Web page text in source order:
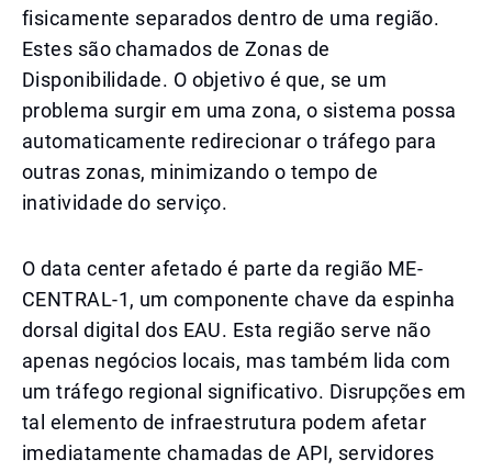
fisicamente separados dentro de uma região.
Estes são chamados de Zonas de
Disponibilidade. O objetivo é que, se um
problema surgir em uma zona, o sistema possa
automaticamente redirecionar o tráfego para
outras zonas, minimizando o tempo de
inatividade do serviço.
O data center afetado é parte da região ME-
CENTRAL-1, um componente chave da espinha
dorsal digital dos EAU. Esta região serve não
apenas negócios locais, mas também lida com
um tráfego regional significativo. Disrupções em
tal elemento de infraestrutura podem afetar
imediatamente chamadas de API, servidores